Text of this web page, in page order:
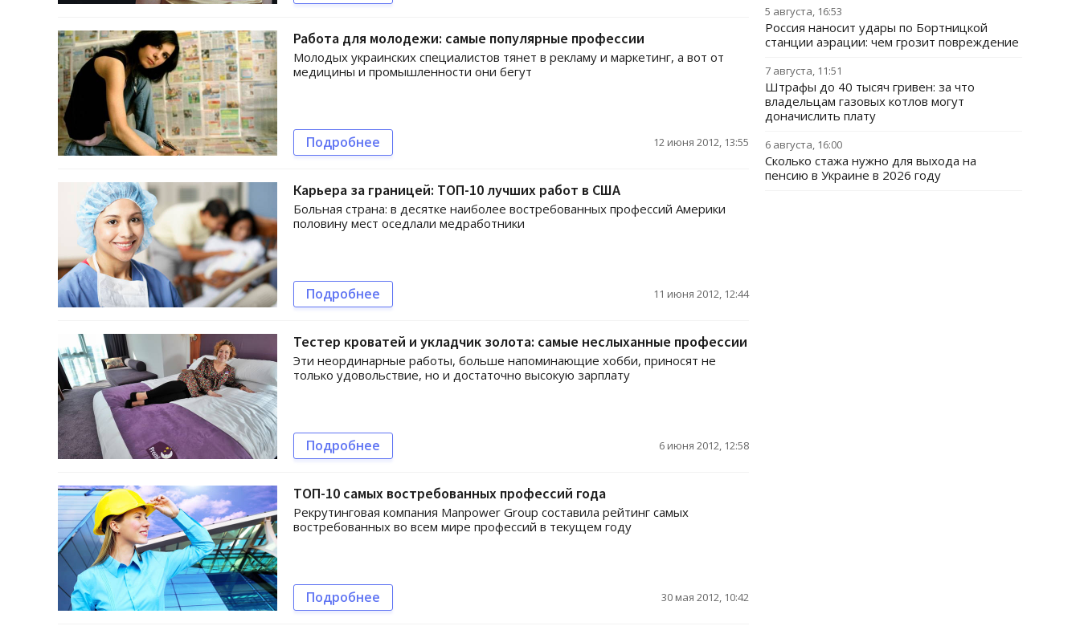
Работа для молодежи: самые популярные профессии
Молодых украинских специалистов тянет в рекламу и маркетинг, а вот от
медицины и промышленности они бегут
Подробнее 12 июня 2012, 13:55
Карьера за границей: ТОП-10 лучших работ в США
Больная страна: в десятке наиболее востребованных профессий Америки
половину мест оседлали медработники
Подробнее 11 июня 2012, 12:44
Тестер кроватей и укладчик золота: самые неслыханные профессии
Эти неординарные работы, больше напоминающие хобби, приносят не
только удовольствие, но и достаточно высокую зарплату
Подробнее 6 июня 2012, 12:58
ТОП-10 самых востребованных профессий года
Рекрутинговая компания Manpower Group составила рейтинг самых
востребованных во всем мире профессий в текущем году
Подробнее 30 мая 2012, 10:42
5 августа, 16:53
Россия наносит удары по Бортницкой
станции аэрации: чем грозит повреждение
7 августа, 11:51
Штрафы до 40 тысяч гривен: за что
владельцам газовых котлов могут
доначислить плату
6 августа, 16:00
Сколько стажа нужно для выхода на
пенсию в Украине в 2026 году